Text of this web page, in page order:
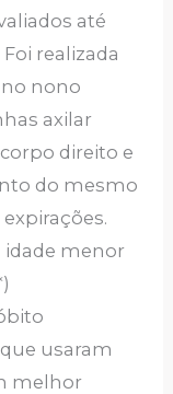
até
realizada
nono
axilar
direito e
do mesmo
idade menor
usaram
melhor